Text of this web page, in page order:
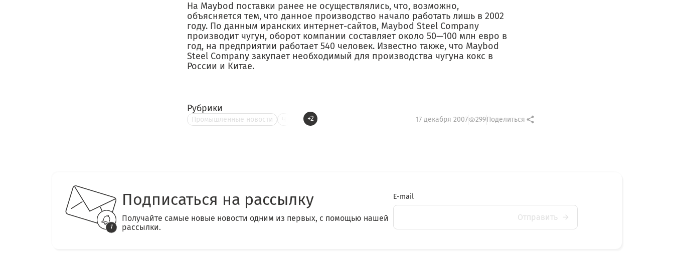
На Maybod поставки ранее не осуществлялись, что, возможно,
объясняется тем, что данное производство начало работать лишь в 2002
году. По данным иранских интернет-сайтов, Maybod Steel Company
производит чугун, оборот компании составляет около 50—100 млн евро в
год, на предприятии работает 540 человек. Известно также, что Maybod
Steel Company закупает необходимый для производства чугуна кокс в
России и Китае.
Рубрики
Промышленные новости +2 17 декабря 2007 299Поделиться
Подписаться на рассылку
Получайте самые новые новости одним из первых, с помощью нашей
рассылки.
E-mail
Отправить